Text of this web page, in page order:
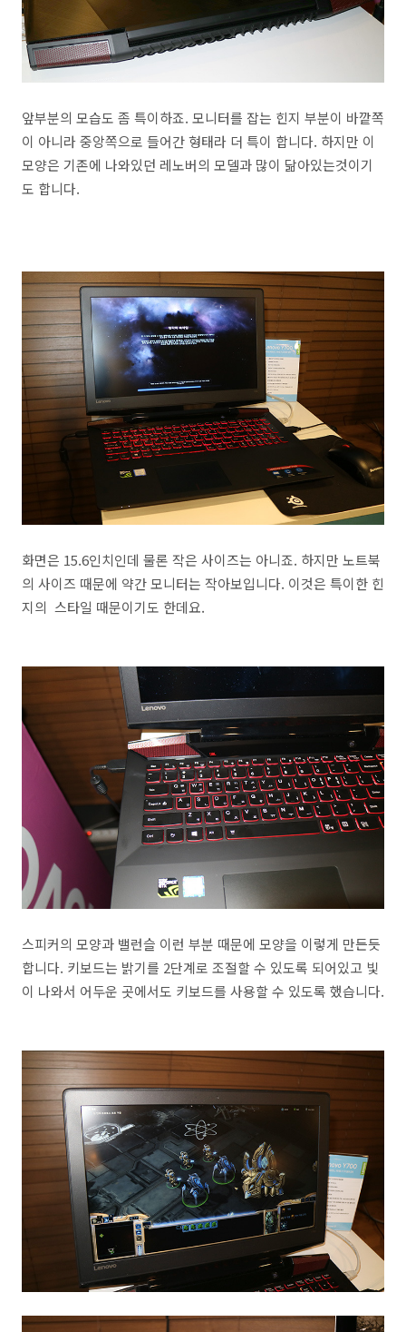
앞부분의 모습도 좀 특이하죠. 모니터를 잡는 힌지 부분이 바깥쪽
이 아니라 중앙쪽으로 들어간 형태라 더 특이 합니다. 하지만 이
모양은 기존에 나와있던 레노버의 모델과 많이 닮아있는것이기
도 합니다.
화면은 15.6인치인데 물론 작은 사이즈는 아니죠. 하지만 노트북
의 사이즈 때문에 약간 모니터는 작아보입니다. 이것은 특이한 힌
지의 스타일 때문이기도 한데요.
스피커의 모양과 밸런슬 이런 부분 때문에 모양을 이렇게 만든듯
합니다. 키보드는 밝기를 2단계로 조절할 수 있도록 되어있고 빛
이 나와서 어두운 곳에서도 키보드를 사용할 수 있도록 했습니다.